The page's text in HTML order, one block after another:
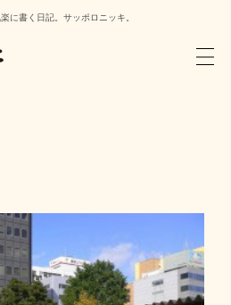
に書く日記。サッポロニッキ。